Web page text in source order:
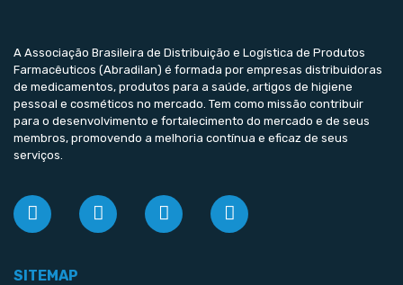
A Associação Brasileira de Distribuição e Logística de Produtos
Farmacêuticos (Abradilan) é formada por empresas distribuidoras
de medicamentos, produtos para a saúde, artigos de higiene
pessoal e cosméticos no mercado. Tem como missão contribuir
para o desenvolvimento e fortalecimento do mercado e de seus
membros, promovendo a melhoria contínua e eficaz de seus
serviços.
SITEMAP